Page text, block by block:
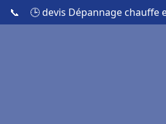
📞 🕒 devis Dépannage chauffe